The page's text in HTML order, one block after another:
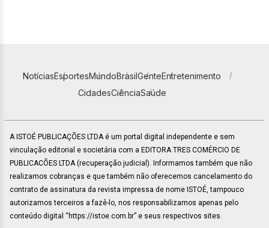
NotíciasEsportesMundoBrasilGenteEntretenimento
CidadesCiênciaSaúde
A ISTOÉ PUBLICAÇÕES LTDA é um portal digital independente e sem
vinculação editorial e societária com a EDITORA TRES COMÉRCIO DE
PUBLICACÕES LTDA (recuperação judicial). Informamos também que não
realizamos cobranças e que também não oferecemos cancelamento do
contrato de assinatura da revista impressa de nome ISTOÉ, tampouco
autorizamos terceiros a fazê-lo, nos responsabilizamos apenas pelo
conteúdo digital “https://istoe.com.br” e seus respectivos sites.